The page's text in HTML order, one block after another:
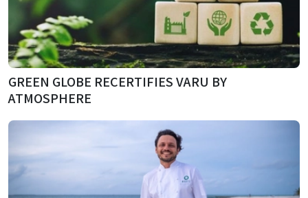
GREEN GLOBE RECERTIFIES VARU BY
ATMOSPHERE